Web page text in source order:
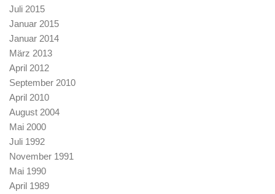
Juli 2015
Januar 2015
Januar 2014
März 2013
April 2012
September 2010
April 2010
August 2004
Mai 2000
Juli 1992
November 1991
Mai 1990
April 1989